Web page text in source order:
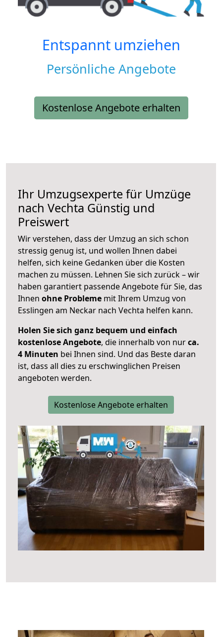
Entspannt umziehen
Persönliche Angebote
Kostenlose Angebote erhalten
Ihr Umzugsexperte für Umzüge
nach Vechta Günstig und
Preiswert
Wir verstehen, dass der Umzug an sich schon
stressig genug ist, und wollen Ihnen dabei
helfen, sich keine Gedanken über die Kosten
machen zu müssen. Lehnen Sie sich zurück – wir
haben garantiert passende Angebote für Sie, das
Ihnen ohne Probleme mit Ihrem Umzug von
Esslingen am Neckar nach Vechta helfen kann.
Holen Sie sich ganz bequem und einfach
kostenlose Angebote, die innerhalb von nurca.
4 Minuten bei Ihnen sind. Und das Beste daran
ist, dass all dies zu erschwinglichen Preisen
angeboten werden.
Kostenlose Angebote erhalten